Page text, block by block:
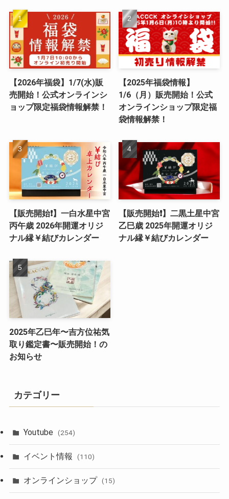
【2026年福袋】1/7(水)販
売開始！公式オンラインシ
ョップ限定福袋情報解禁！
【2025年福袋情報】
1/6（月）販売開始！公式
オンラインショップ限定福
袋情報解禁！
【販売開始❗️】一白水星中宮
丙午歳 2026年開運オリジ
ナル縁￥結びカレンダー
【販売開始❗️】二黒土星中宮
乙巳歳 2025年開運オリジ
ナル縁￥結びカレンダー
2025年乙巳年〜吉方位祐気
取り鑑定書〜販売開始！の
お知らせ
カテゴリー
Youtube (254)
イベント情報 (110)
オンラインショップ (15)